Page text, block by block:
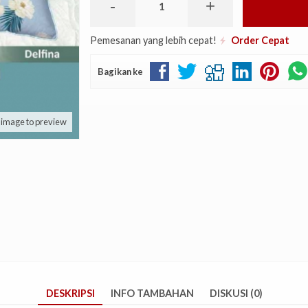
to preview
- +
Pemesanan yang lebih cepat! Order Cepat
Bagikan ke
DESKRIPSI INFO TAMBAHAN DISKUSI (0)